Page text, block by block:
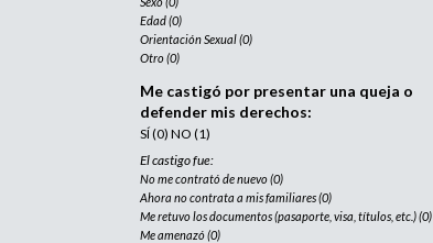
d
a
i
a
r
e
Edad (0)
Orientación Sexual (0)
Otro (0)
Me castigó por presentar una queja o
defender mis derechos:
SÍ (0) NO (1)
El castigo fue:
No me contrató de nuevo (0)
Ahora no contrata a mis familiares (0)
Me retuvo los documentos (pasaporte, visa, títulos, etc.) (0)
Me amenazó (0)